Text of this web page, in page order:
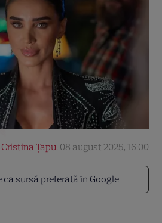
sursă preferată în Google
Cristina Țapu, 08 august 2025, 16:00